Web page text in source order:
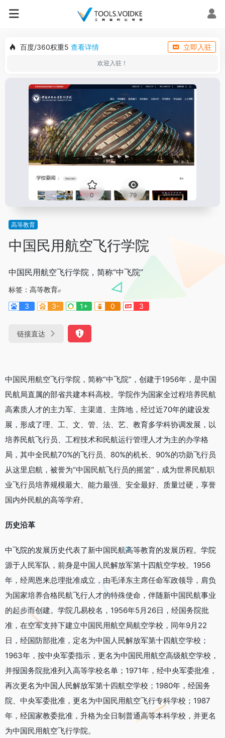
百度/360权重5 查看详情 立即入驻
欢迎入驻！
0 79
高等教育
中国民用航空飞行学院
中国民用航空飞行学院，简称“中飞院”
标签： 高等教育
3
3- 1+ 0 3
链接直达
中国民用航空飞行学院，简称“中飞院”，创建于1956年，是中国
民航局直属的部省共建本科高校。学院作为国家全过程培养民航
高素质人才的主力军、主渠道、主阵地，经过近70年的建设发
展，形成了理、工、文、管、法、艺、教育多学科协调发展，以
培养民航飞行员、工程技术和民航运行管理人才为主的办学格
局，其中全民航70%的飞行员、80%的机长、90%的功勋飞行员
从这里启航，被誉为“中国民航飞行员的摇篮”，成为世界民航职
业飞行员培养规模最大、能力最强、安全最好、质量过硬，享誉
国内外民航的高等学府。
历史沿革
中飞院的发展历史代表了新中国民航高等教育的发展历程。学院
源于人民军队，前身是中国人民解放军第十四航空学校。1956
年，经周恩来总理批准成立，由毛泽东主席任命军政领导，肩负
为国家培养合格民航飞行人才的特殊使命，伴随新中国民航事业
的起步而创建。学院几易校名，1956年5月26日，经国务院批
准，在空军支持下建立中国民用航空局航空学校，同年9月22
日，经国防部批准，定名为中国人民解放军第十四航空学校；
1963年，按中央军委指示，更名为中国民用航空高级航空学校，
并报国务院批准列入高等学校名单；1971年，经中央军委批准，
再次更名为中国人民解放军第十四航空学校；1980年，经国务
院、中央军委批准，更名为中国民用航空飞行专科学校；1987
年，经国家教委批准，升格为全日制普通高等本科学校，并更名
为中国民用航空飞行学院。